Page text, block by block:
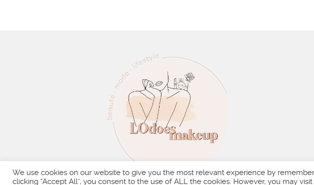
We use cookies on our website to give you the most relevant experience by
clicking “Accept All”, you consent to the use of ALL the cookies. However, you may